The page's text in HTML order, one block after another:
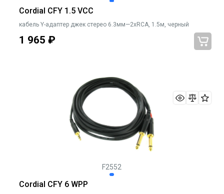
Cordial CFY 1.5 VCC
кабель Y-адаптер джек стерео 6.3мм—2xRCA, 1.5м, черный
1 965 ₽
F2552
Cordial CFY 6 WPP